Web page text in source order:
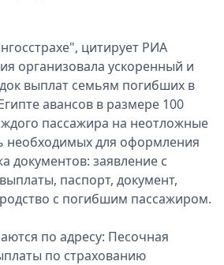
цитирует РИА
организовала ускоренный и
выплат семьям погибших в
авансов в размере 100
пассажира на неотложные
необходимых для оформления
документов: заявление с
паспорт, документ,
с погибшим пассажиром.
по адресу: Песочная
по страхованию